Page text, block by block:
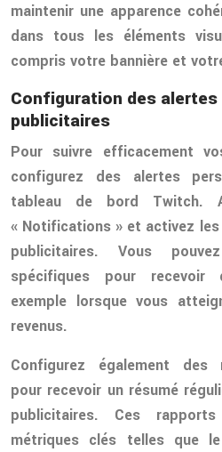
maintenir une apparence
dans tous les éléments
compris votre bannière et
Configuration des alertes
publicitaires
Pour suivre efficacement
configurez des alertes
tableau de bord Twitch.
« Notifications » et activez
publicitaires. Vous
spécifiques pour
exemple lorsque vous
revenus.
Configurez également des
pour recevoir un résumé
publicitaires. Ces
métriques clés telles que le